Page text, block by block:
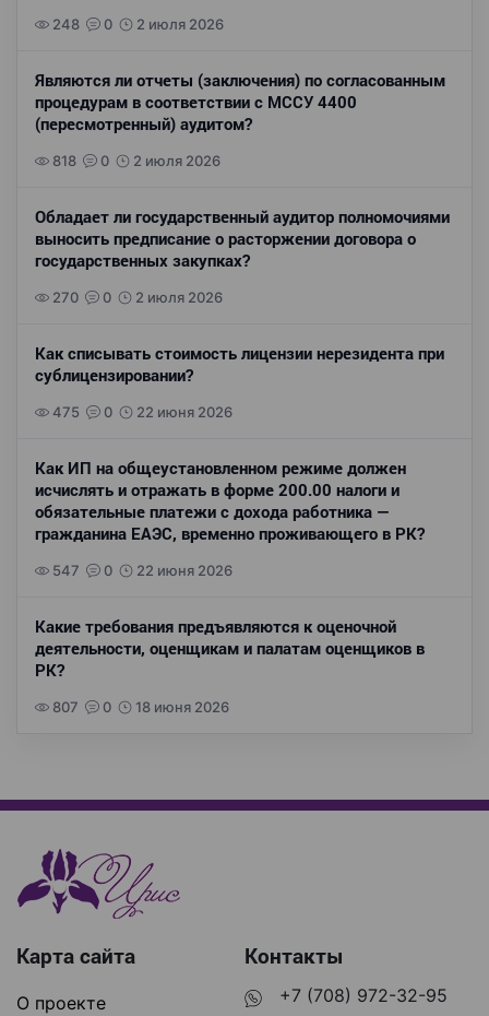
248 0 2 июля 2026
Являются ли отчеты (заключения) по согласованным
процедурам в соответствии с МССУ 4400
(пересмотренный) аудитом?
818 0 2 июля 2026
Обладает ли государственный аудитор полномочиями
выносить предписание о расторжении договора о
государственных закупках?
270 0 2 июля 2026
Как списывать стоимость лицензии нерезидента при
сублицензировании?
475 0 22 июня 2026
Как ИП на общеустановленном режиме должен
исчислять и отражать в форме 200.00 налоги и
обязательные платежи с дохода работника —
гражданина ЕАЭС, временно проживающего в РК?
547 0 22 июня 2026
Какие требования предъявляются к оценочной
деятельности, оценщикам и палатам оценщиков в
РК?
807 0 18 июня 2026
Карта сайта
О проекте
Контакты
+7 (708) 972-32-95